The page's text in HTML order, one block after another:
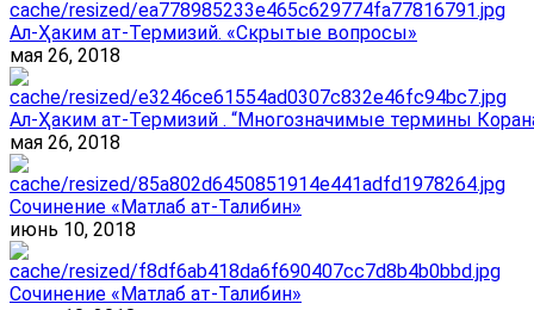
Ал-Ҳаким ат-Термизий. «Скрытые вопросы»
мая 26, 2018
Ал-Ҳаким ат-Термизий . “Многозначимые термины
мая 26, 2018
Сочинение «Матлаб ат-Талибин»
июнь 10, 2018
Сочинение «Матлаб ат-Талибин»